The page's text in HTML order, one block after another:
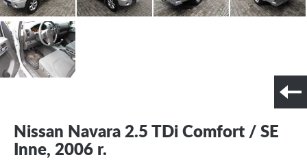
Nissan Navara 2.5 TDi Comfort / SE
Inne, 2006 r.